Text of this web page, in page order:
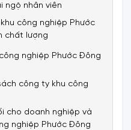
ngộ nhân viên
công nghiệp Phước
chất lượng
nghiệp Phước Đông
công ty khu công
cho doanh nghiệp và
nghiệp Phước Đông